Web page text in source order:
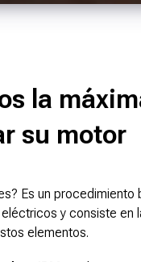
la
su motor
Es un procedimiento
y consiste en
elementos.